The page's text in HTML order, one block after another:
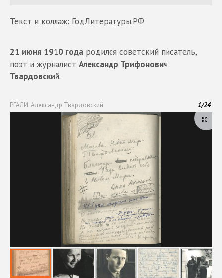
Текст и коллаж: ГодЛитературы.РФ
21 июня 1910 года родился советский писатель,
поэт и журналист Александр Трифонович
Твардовский.
РГАЛИ. Александр Твардовский 1/24